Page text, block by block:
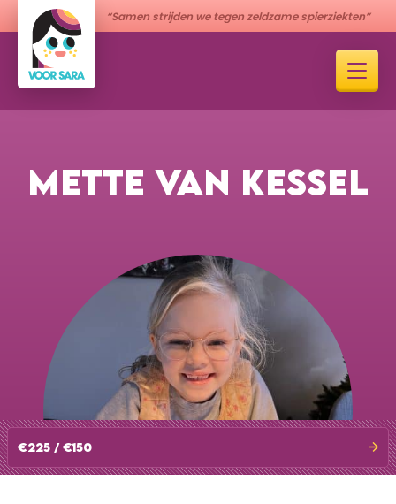
“Samen strijden we tegen zeldzame spierziekten”
METTE VAN KESSEL
€225 / €150